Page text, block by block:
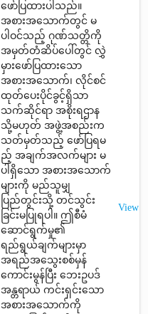
ဖော်ပြထားပါသည်။
အစားအသောက်တွင် မ
ပါဝင်သည့် ဂုဏ်သတ္တိကို
အမှတ်တံဆိပ်ပေါ်တွင် လွှဲ
မှားဖော်ပြထားသော
အစားအသောက်၊ လိုင်စင်
ထုတ်ပေးပိုင်ခွင့်ရှိသာ
သက်ဆိုင်ရာ အစိုးရဌာန
သို့မဟုတ် အဖွဲ့အစည်းက
သတ်မှတ်သည့် ဖော်ပြရမ
ည့် အချက်အလက်များ မ
ပါရှိသော အစားအသောက်
များကို မည်သူမျှ
ပြည်တွင်းသို့ တင်သွင်း
ခြင်းမပြုရပါ။ ဤစီမံ
ဆောင်ရွက်မှု၏
ရည်ရွယ်ချက်များမှာ
အရည်အသွေးစစ်မှန်
ကောင်းမွန်ပြီး ဘေးဥပဒ်
အန္တရာယ် ကင်းရှင်းသော
အစားအသောက်ကို
View